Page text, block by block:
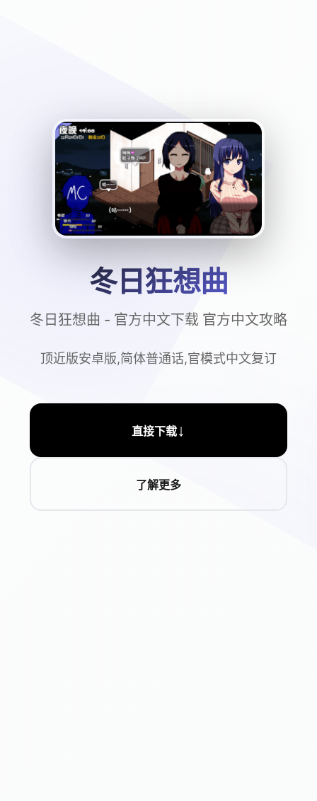
冬日狂想曲
冬日狂想曲 - 官方中文下载 官方中文攻略
顶近版安卓版,简体普通话,官模式中文复订
直接下载↓
了解更多